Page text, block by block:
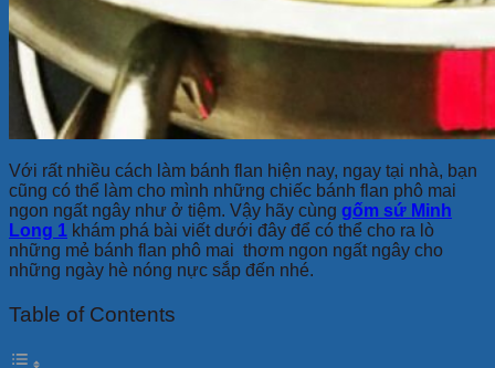
Với rất nhiều cách làm bánh flan hiện nay, ngay tại nhà, bạn
cũng có thể làm cho mình những chiếc bánh flan phô mai
ngon ngất ngây như ở tiệm. Vậy hãy cùng gốm sứ Minh
Long 1 khám phá bài viết dưới đây để có thể cho ra lò
những mẻ bánh flan phô mai thơm ngon ngất ngây cho
những ngày hè nóng nực sắp đến nhé.
Table of Contents